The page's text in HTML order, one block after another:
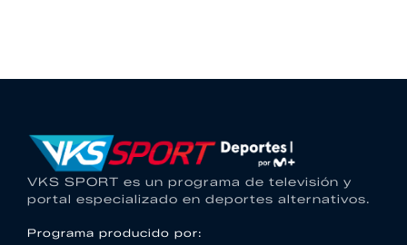
VKS SPORT es un programa de televisión y
portal especializado en deportes alternativos.
Programa producido por: